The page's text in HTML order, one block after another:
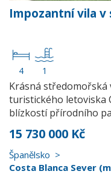
Impozantní vila v
4 1
Krásná středomořská
turistického letoviska
blízkostí přírodního
15 730 000 Kč
Španělsko
Costa Blanca Sever